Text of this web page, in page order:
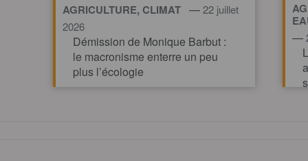
AGRICULTURE, CLIMAT —22 juillet
2026
Démission de Monique Barbut :
le macronisme enterre un peu
plus l’écologie
—